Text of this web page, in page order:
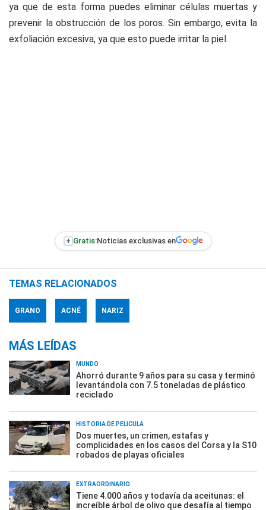
ya que de esta forma puedes eliminar células muertas y
prevenir la obstrucción de los poros. Sin embargo, evita la
exfoliación excesiva, ya que esto puede irritar la piel.
+ Gratis:Noticias exclusivas en
TEMAS RELACIONADOS
GRANO ACNÉ NARIZ
MÁS LEÍDAS
MUNDO
Ahorró durante 9 años para su casa y terminó
levantándola con 7.5 toneladas de plástico
reciclado
HISTORIA DE PELÍCULA
Dos muertes, un crimen, estafas y
complicidades en los casos del Corsa y la S10
robados de playas oficiales
EXTRAORDINARIO
Tiene 4.000 años y todavía da aceitunas: el
increíble árbol de olivo que desafía al tiempo